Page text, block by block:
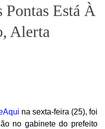
Pontas Está À
Alerta
na sexta-feira (25), foi
no gabinete do prefeito